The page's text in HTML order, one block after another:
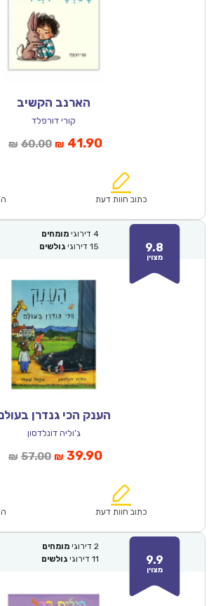
הארנב הקשיב
קורי דורפלד
₪ 60.00המחיר
₪60.00.
₪ 41.90המחיר
הוא:
כתוב חוות דעת
9.8
מצוין
4 דירוגי מומחים
15 דירוגי גולשים
הענק הכי גנדרן
ג'וליה דונלדסון
₪ 57.00המחיר
₪57.00.
₪ 39.90המחיר
הוא:
כתוב חוות דעת
9.9
מצוין
2 דירוגי מומחים
11 דירוגי גולשים